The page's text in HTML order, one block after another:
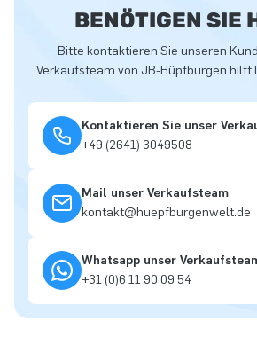
BENÖTIGEN SIE
Bitte kontaktieren Sie unseren
Verkaufsteam von JB-Hüpfburgen hilft
Kontaktieren Sie unser
+49 (2641) 3049508
Mail unser Verkaufsteam
kontakt@huepfburgenwelt.de
Whatsapp unser
+31 (0)6 11 90 09 54